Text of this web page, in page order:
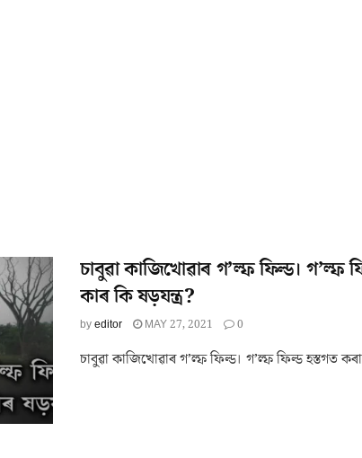
চাবুৱা কাজিখোৱাৰ গ’ল্ফ ফিল্ড। গ’ল্ফ
কাৰ কি ষড়যন্ত্ৰ?
byeditor MAY 27, 2021 0
চাবুৱা কাজিখোৱাৰ গ’ল্ফ ফিল্ড। গ’ল্ফ ফিল্ড হস্তগত